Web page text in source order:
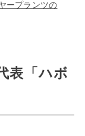
ープランツの
表「ハボ